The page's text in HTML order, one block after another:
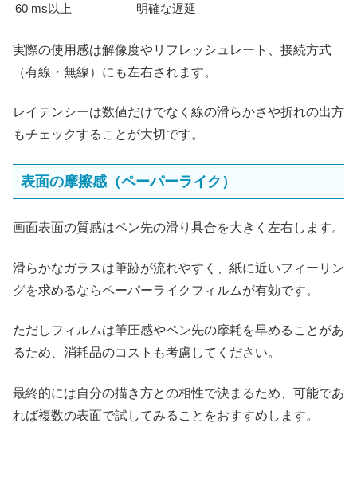
60 ms以上
明確な遅延
実際の使用感は解像度やリフレッシュレート、接続方式
（有線・無線）にも左右されます。
レイテンシーは数値だけでなく線の滑らかさや折れの出方
もチェックすることが大切です。
表面の摩擦感（ペーパーライク）
画面表面の質感はペン先の滑り具合を大きく左右します。
滑らかなガラスは筆跡が流れやすく、紙に近いフィーリン
グを求めるならペーパーライクフィルムが有効です。
ただしフィルムは筆圧感やペン先の摩耗を早めることがあ
るため、消耗品のコストも考慮してください。
最終的には自分の描き方との相性で決まるため、可能であ
れば複数の表面で試してみることをおすすめします。